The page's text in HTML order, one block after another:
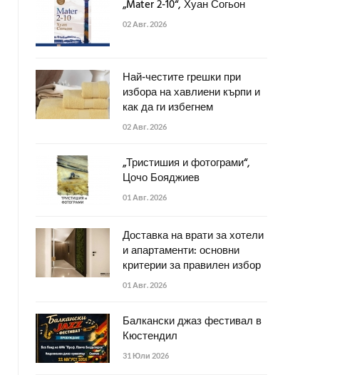
„Mater 2-10“, Хуан Согьон
02 Авг. 2026
Най-честите грешки при
избора на хавлиени кърпи и
как да ги избегнем
02 Авг. 2026
„Тристишия и фотограми“,
Цочо Бояджиев
01 Авг. 2026
Доставка на врати за хотели
и апартаменти: основни
критерии за правилен избор
01 Авг. 2026
Балкански джаз фестивал в
Кюстендил
31 Юли 2026